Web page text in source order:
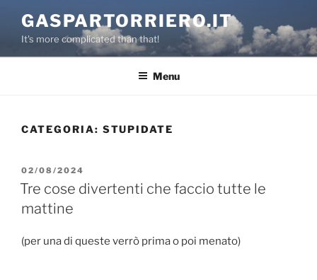
contenuto
GASPARTORRIERO.IT
It's more complicated than that!
Menu
CATEGORIA: STUPIDATE
PUBBLICATO
IL
02/08/2024
Tre cose divertenti che faccio tutte le
mattine
(per una di queste verrò prima o poi menato)